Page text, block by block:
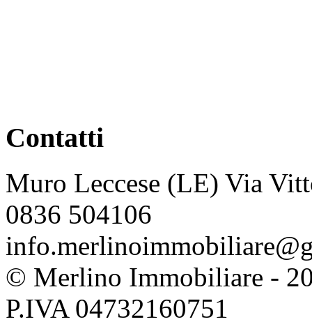
Contatti
Muro Leccese (LE) Via
0836 504106
© Merlino Immobiliare -
P.IVA 04732160751